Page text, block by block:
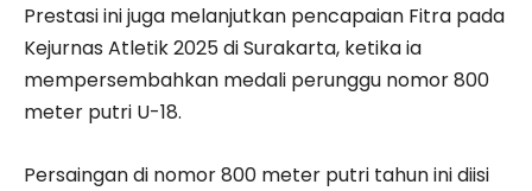
Prestasi ini juga melanjutkan pencapaian Fitra pada
Kejurnas Atletik 2025 di Surakarta, ketika ia
mempersembahkan medali perunggu nomor 800
meter putri U-18.
Persaingan di nomor 800 meter putri tahun ini diisi